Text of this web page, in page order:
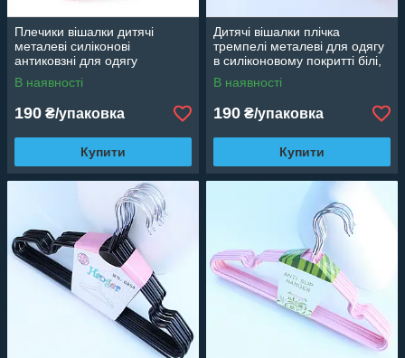
Плечики вішалки дитячі
металеві силіконові
антиковзні для одягу
різнобарвні, 30 см, 10 шт.
В наявності
190 ₴/упаковка
Купити
Дитячі вішалки плічка
тремпелі металеві для одягу
в силіконовому покритті білі,
30 см, 10 шт
В наявності
190 ₴/упаковка
Купити